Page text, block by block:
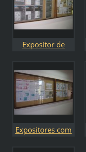
Expositor de
Expositores com